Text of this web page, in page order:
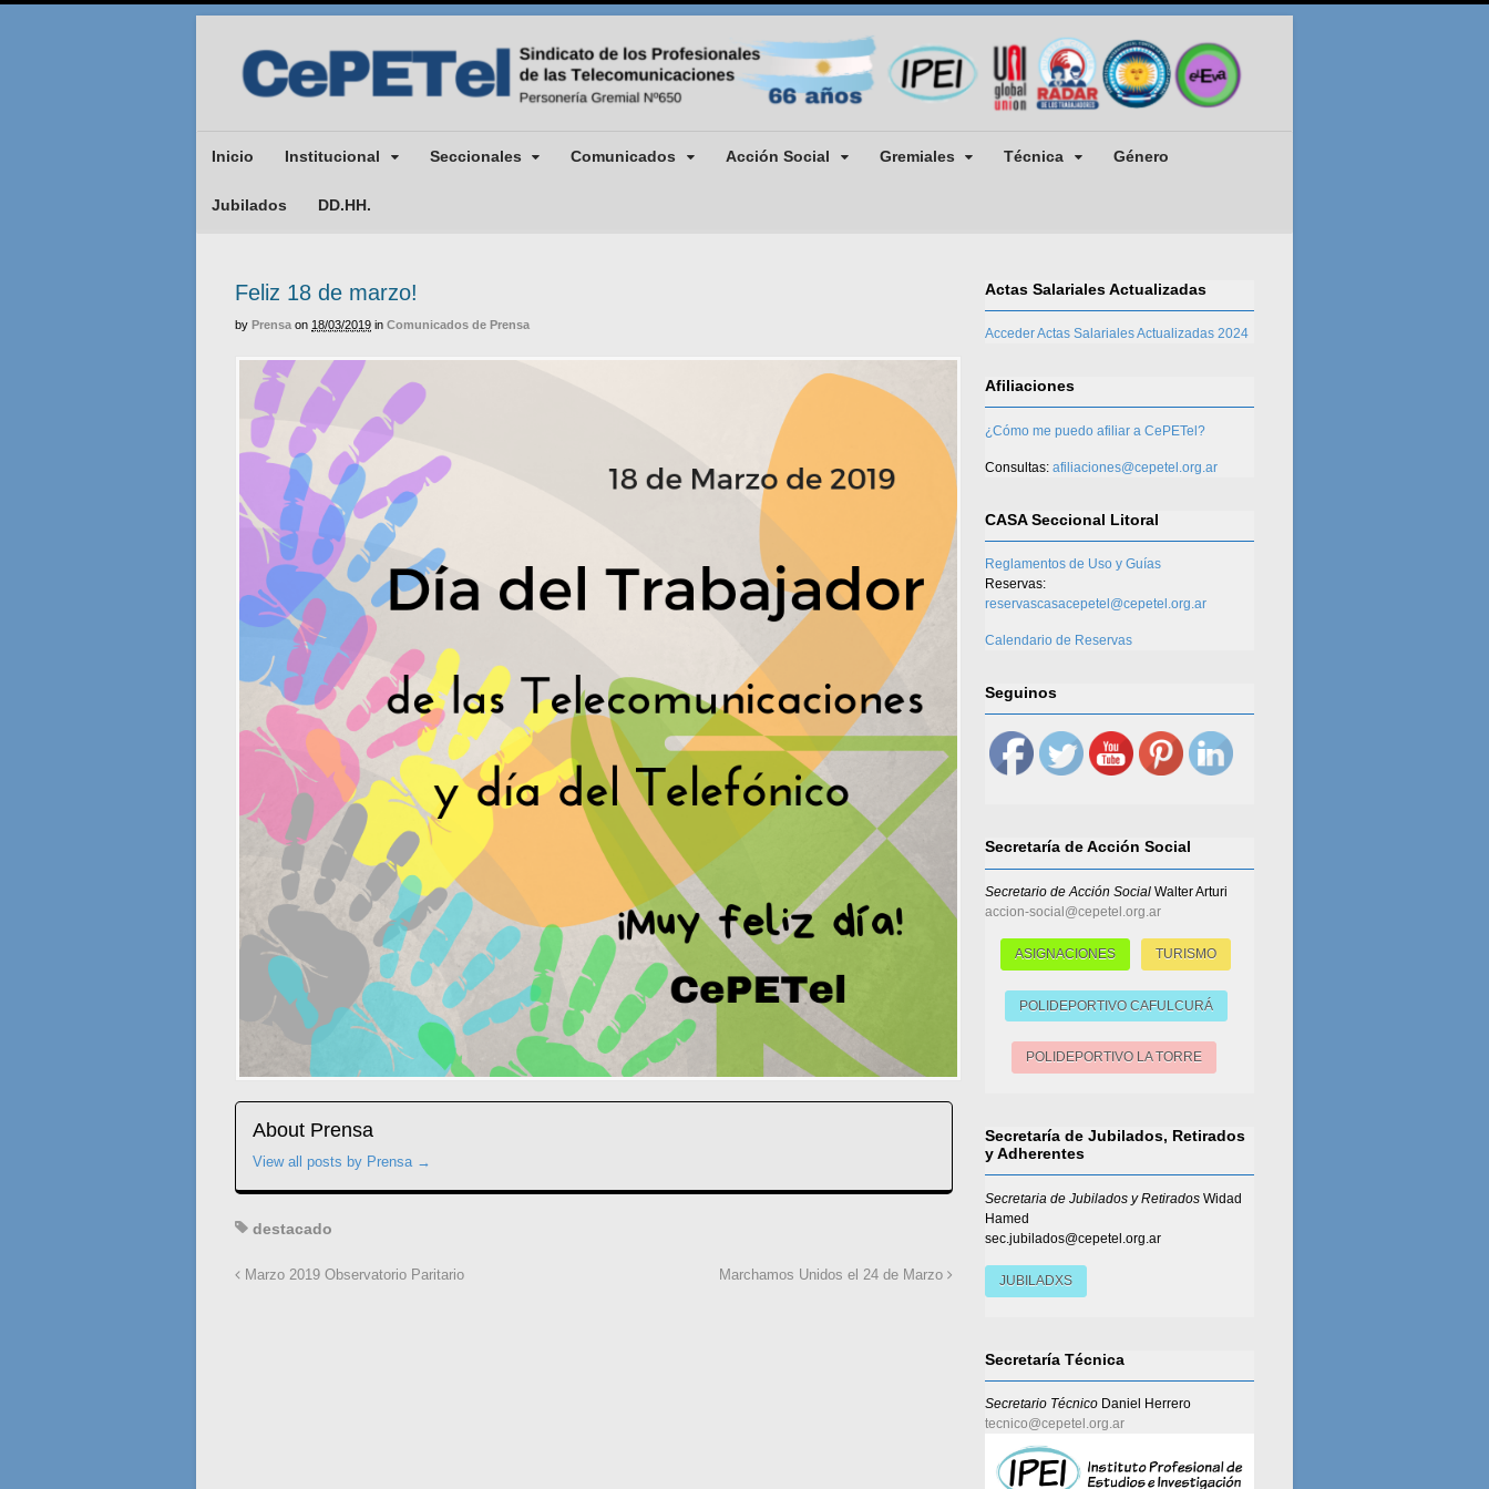
Inicio Institucional Seccionales Comunicados Acción Social Gremiales Técnica Género
Jubilados DD.HH.
Feliz 18 de marzo!
by Prensa on 18/03/2019 in Comunicados de Prensa
About Prensa
View all posts by Prensa →
destacado
Marzo 2019 Observatorio Paritario Marchamos Unidos el 24 de Marzo
Actas Salariales Actualizadas
Acceder Actas Salariales Actualizadas 2024
Afiliaciones
¿Cómo me puedo afiliar a CePETel?
Consultas:afiliaciones@cepetel.org.ar
CASA Seccional Litoral
Reglamentos de Uso y Guías
Reservas:
reservascasacepetel@cepetel.org.ar
Calendario de Reservas
Seguinos
Secretaría de Acción Social
Secretario de Acción Social Walter Arturi
accion-social@cepetel.org.ar
ASIGNACIONES TURISMO
POLIDEPORTIVO CAFULCURÁ
POLIDEPORTIVO LA TORRE
Secretaría de Jubilados, Retirados
y Adherentes
Secretaria de Jubilados y Retirados Widad
Hamed
sec.jubilados@cepetel.org.ar
JUBILADXS
Secretaría Técnica
Secretario Técnico Daniel Herrero
tecnico@cepetel.org.ar